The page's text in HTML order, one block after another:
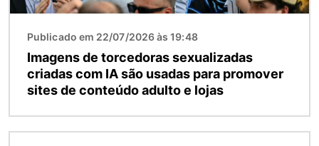
Publicado em 22/07/2026 às 19:48
Imagens de torcedoras sexualizadas
criadas com IA são usadas para promover
sites de conteúdo adulto e lojas